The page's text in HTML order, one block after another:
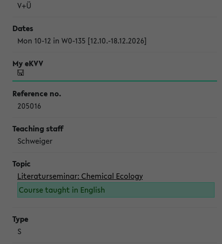
V+Ü
Mon 10-12 in W0-135 [12.10.-18.12.2026]
205016
Schweiger
Literaturseminar: Chemical Ecology
Course taught in English
S